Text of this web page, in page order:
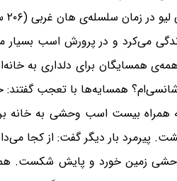
از میلاد تا ۲۳ سال پس از میلاد) نوشته شده است.
می‌کرد و در پرورش اسب
همسایگان برای دلداری به
همسایه‌ها با تعجب
همراه بیست اسب وحشی به خانه
پیرمرد بار دیگر گفت: از کجا
زمین خورد و پایش شکست.